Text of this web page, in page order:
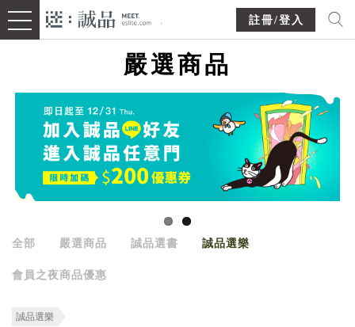
註冊/登入
嚴選商品
全部 嚴選商品 誠品選書 誠品選樂
會員之夜商品優惠
誠品選樂